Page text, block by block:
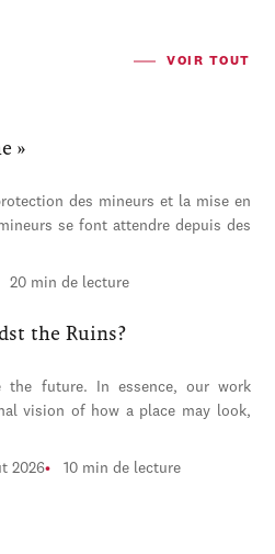
VOIR TOUT
»
des mineurs et la mise en
se font attendre depuis des
20 min de lecture
the Ruins?
the future. In essence, our work
vision of how a place may look,
2026 10 min de lecture